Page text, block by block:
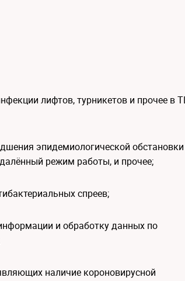
лифтов, турникетов и прочее в
эпидемиологической обстановки
режим работы, и прочее;
спреев;
и обработку данных по
наличие короновирусной